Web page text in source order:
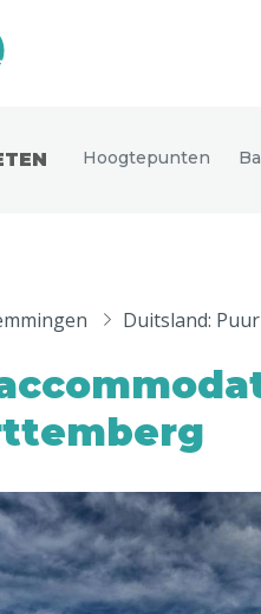
Florence
Dublin
Alles bekijken
Hoogtepunten
Duitsland: